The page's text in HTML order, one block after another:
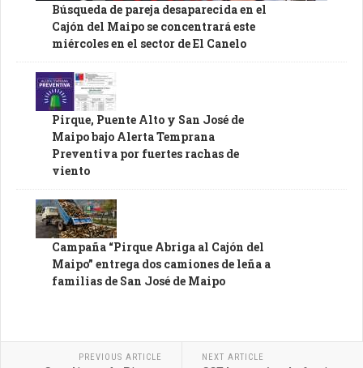
Búsqueda de pareja desaparecida en el
Cajón del Maipo se concentrará este
miércoles en el sector de El Canelo
Pirque, Puente Alto y San José de
Maipo bajo Alerta Temprana
Preventiva por fuertes rachas de
viento
Campaña “Pirque Abriga al Cajón del
Maipo” entrega dos camiones de leña a
familias de San José de Maipo
PREVIOUS ARTICLE NEXT ARTICLE